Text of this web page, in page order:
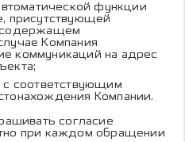
функции
присутствующей
содержащем
Компания
коммуникаций на адрес
соответствующим
Компании.
согласие
при каждом обращении